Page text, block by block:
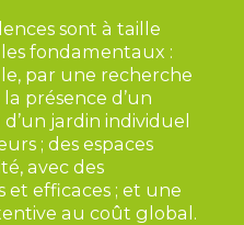
sont à taille
fondamentaux :
par une recherche
présence d’un
jardin individuel
; des espaces
avec des
efficaces ; et une
au coût global.